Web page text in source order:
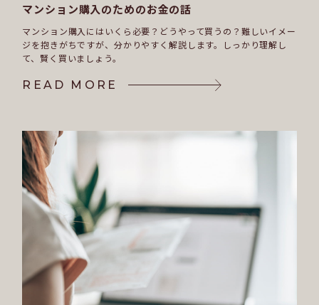
マンション購入のためのお金の話
マンション購入にはいくら必要？どうやって買うの？ 難しいイメー
ジを抱きがちですが、分かりやすく解説します。
しっかり理解し
て、賢く買いましょう。
READ MORE